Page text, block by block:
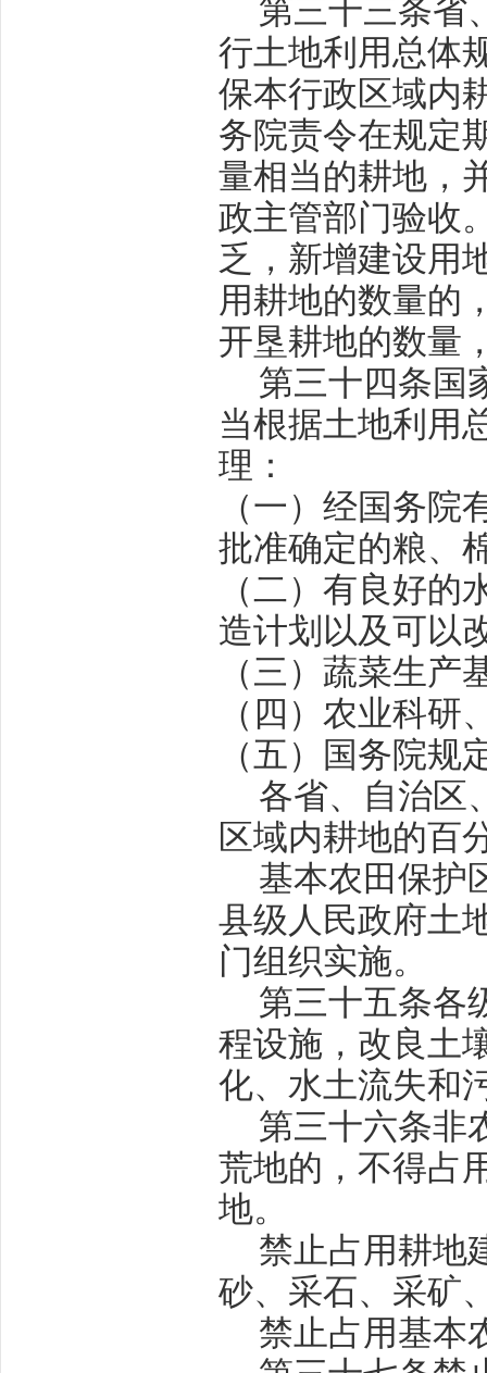
第三十三条省
行土地利用总体
保本行政区域内
务院责令在规定
量相当的耕地，
政主管部门验收
乏，新增建设用
用耕地的数量的
开垦耕地的数量
第三十四条 国
当根据土地利用
理：
（一）经国务
批准确定的粮、
（二）有良好
造计划以及可以
（三）蔬菜生产
（四）农业科研
（五）国务院
各省、自治区
区域内耕地的百
基本农田保护
县级人民政府土
门组织实施。
第三十五条各
程设施，改良土
化、水土流失和
第三十六条非
荒地的，不得占
地。
禁止占用耕地
砂、采石、采矿
禁止占用基本